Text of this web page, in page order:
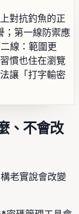
對抗釣魚的正
；第一線防禦應
線：範圍更
慣也住在瀏覽
讓「打字輸密
、不會改
老實說會改變